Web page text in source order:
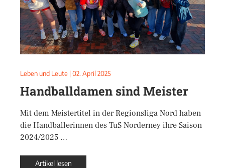
Leben und Leute | 02. April 2025
Handballdamen sind Meister
Mit dem Meistertitel in der Regionsliga Nord haben
die Handballerinnen des TuS Norderney ihre Saison
2024/2025 …
Artikel lesen